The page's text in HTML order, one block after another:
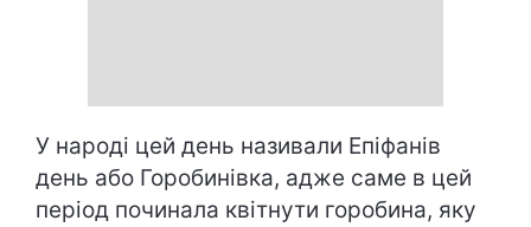
У народі цей день називали Епіфанів
день або Горобинівка, адже саме в цей
період починала квітнути горобина, яку